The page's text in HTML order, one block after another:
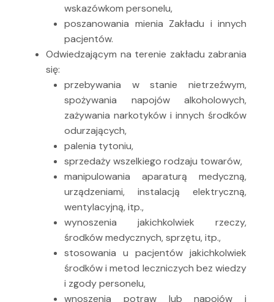
wskazówkom personelu,
poszanowania mienia Zakładu i innych
pacjentów.
Odwiedzającym na terenie zakładu zabrania
się:
przebywania w stanie nietrzeźwym,
spożywania napojów alkoholowych,
zażywania narkotyków i innych środków
odurzających,
palenia tytoniu,
sprzedaży wszelkiego rodzaju towarów,
manipulowania aparaturą medyczną,
urządzeniami, instalacją elektryczną,
wentylacyjną, itp.,
wynoszenia jakichkolwiek rzeczy,
środków medycznych, sprzętu, itp.,
stosowania u pacjentów jakichkolwiek
środków i metod leczniczych bez wiedzy
i zgody personelu,
wnoszenia potraw lub napojów i